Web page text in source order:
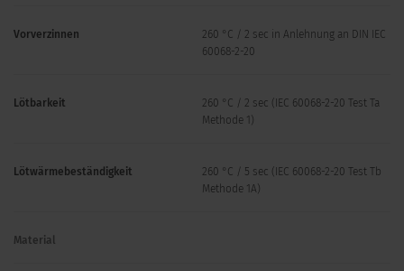
Vorverzinnen
260 °C / 2 sec in Anlehnung an DIN IEC
60068-2-20
Lötbarkeit
260 °C / 2 sec (IEC 60068-2-20 Test Ta
Methode 1)
Lötwärmebeständigkeit
260 °C / 5 sec (IEC 60068-2-20 Test Tb
Methode 1A)
Material